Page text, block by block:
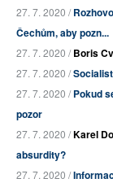
27. 7. 2020 /
Čechům, aby pozn...
27. 7. 2020 /Boris
27. 7. 2020 /
27. 7. 2020 /Pokud
pozor
27. 7. 2020 /Karel
absurdity?
27. 7. 2020 /